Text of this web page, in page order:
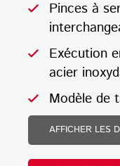
Pinces à
Exécution
acier
Modèle de
AFFICHER LES